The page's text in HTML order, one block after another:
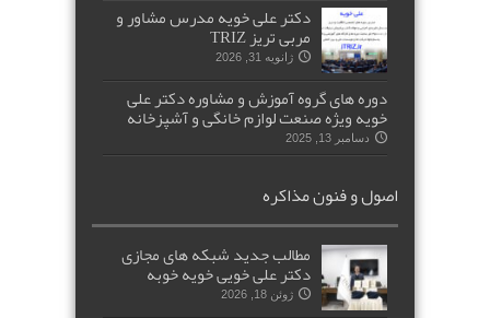
دکتر علی خویه مدرس مشاور و
مربی تریز TRIZ
ژانویه 31, 2026
دوره های گروه آموزش و مشاوره دکتر علی
خویه ویژه صنعت لوازم خانگی و آشپزخانه
دسامبر 13, 2025
اصول و فنون مذاکره
مطالب جدید شبکه های مجازی
دکتر علی خویی خویه خوبه
ژوئن 18, 2026